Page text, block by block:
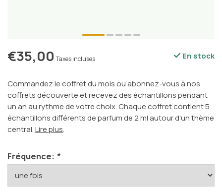
€35,00 Taxes incluses En stock
Commandez le coffret du mois ou abonnez-vous à nos
coffrets découverte et recevez des échantillons pendant
un an au rythme de votre choix. Chaque coffret contient 5
échantillons différents de parfum de 2 ml autour d'un thème
central.Lire plus.
Fréquence: *